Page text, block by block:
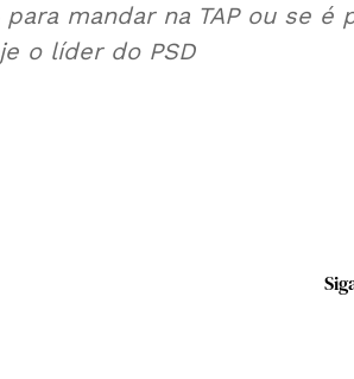
mandar na TAP ou se é
o líder do PSD